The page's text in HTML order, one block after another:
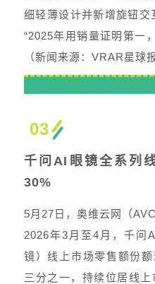
细轻薄设计并新增旋钮交
“2025年用销量证明第一
（新闻来源：VRAR星球
03
千问AI眼镜全系列
30%
5月27日，奥维云网（
2026年3月至4月，千问
镜）线上市场零售额份
三分之一，持续位居线